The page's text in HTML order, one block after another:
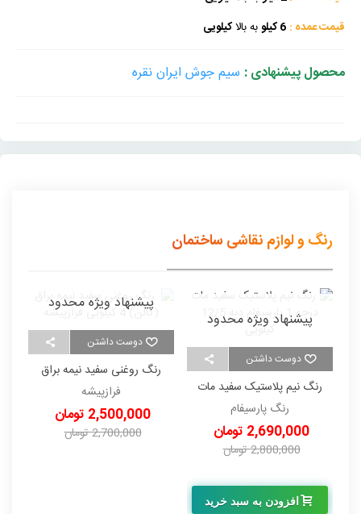
قیمت عمده : 6 کیلو به بالاکیلویی
محصول پیشنهادی : سیم جوش ایران نقره
رنگ و لوازم نقاشی ساختمان
دوست داشتن
پیشنهاد ویژه محدود
رنگ نیم پلاستیک سفید مات
کیلویی
رنگ پارسیفام
2,690,000 تومان
2,800,000 تومان
افزودن به سبد خرید
دوست داشتن
پیشنهاد ویژه محدود
رنگ روغنی سفید نیمه براق
فرازپیشه
2,500,000 تومان
2,700,000 تومان